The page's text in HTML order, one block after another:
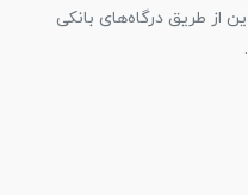
از طریق درگاه‌های بانکی